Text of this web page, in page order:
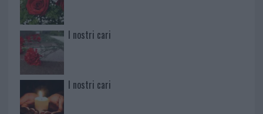
I nostri cari
I nostri cari